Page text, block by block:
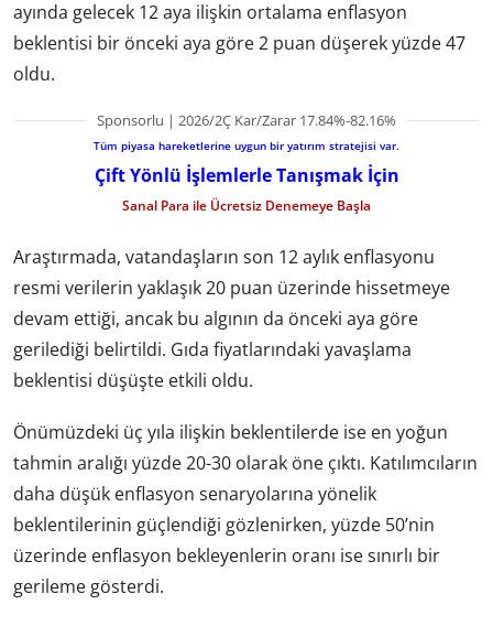
ayında gelecek 12 aya ilişkin ortalama enflasyon
beklentisi bir önceki aya göre 2 puan düşerek yüzde 47
oldu.
Sponsorlu | 2026/2Ç Kar/Zarar 17.84%-82.16%
Tüm piyasa hareketlerine uygun bir yatırım stratejisi var.
Çift Yönlü İşlemlerle Tanışmak İçin
Sanal Para ile Ücretsiz Denemeye Başla
Araştırmada, vatandaşların son 12 aylık enflasyonu
resmi verilerin yaklaşık 20 puan üzerinde hissetmeye
devam ettiği, ancak bu algının da önceki aya göre
gerilediği belirtildi. Gıda fiyatlarındaki yavaşlama
beklentisi düşüşte etkili oldu.
Önümüzdeki üç yıla ilişkin beklentilerde ise en yoğun
tahmin aralığı yüzde 20-30 olarak öne çıktı. Katılımcıların
daha düşük enflasyon senaryolarına yönelik
beklentilerinin güçlendiği gözlenirken, yüzde 50’nin
üzerinde enflasyon bekleyenlerin oranı ise sınırlı bir
gerileme gösterdi.